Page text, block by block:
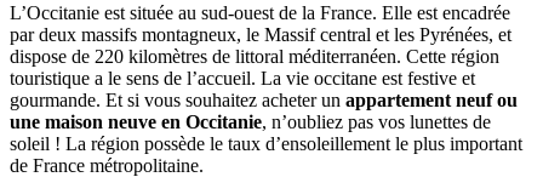
L’Occitanie est située au sud-ouest de la France. Elle est encadrée
par deux massifs montagneux, le Massif central et les Pyrénées, et
dispose de 220 kilomètres de littoral méditerranéen. Cette région
touristique a le sens de l’accueil. La vie occitane est festive et
gourmande. Et si vous souhaitez acheter un appartement neuf ou
une maison neuve en Occitanie, n’oubliez pas vos lunettes de
soleil ! La région possède le taux d’ensoleillement le plus important
de France métropolitaine.